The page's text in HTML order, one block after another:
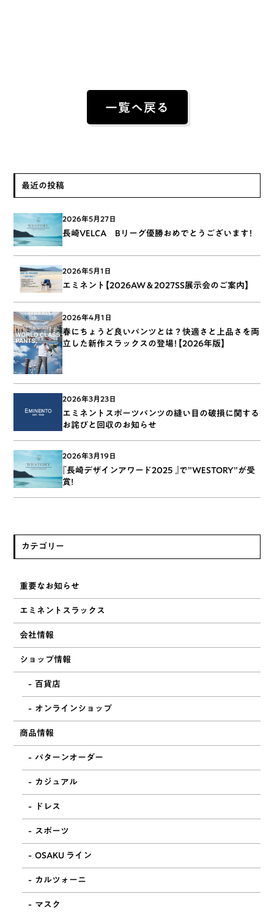
一覧へ戻る
最近の投稿
2026年5月27日
長崎VELCA Bリーグ優勝おめでとうございます！
2026年5月1日
エミネント【2026AW＆2027SS展示会のご案内】
2026年4月1日
春にちょうど良いパンツとは？快適さと上品さを両
立した新作スラックスの登場！【2026年版】
2026年3月23日
エミネントスポーツパンツの縫い目の破損に関する
お詫びと回収のお知らせ
2026年3月19日
『長崎デザインアワード2025 』で”WESTORY”が受
賞!
カテゴリー
重要なお知らせ
エミネントスラックス
会社情報
ショップ情報
百貨店
オンラインショップ
商品情報
パターンオーダー
カジュアル
ドレス
スポーツ
OSAKU ライン
カルツォーニ
マスク